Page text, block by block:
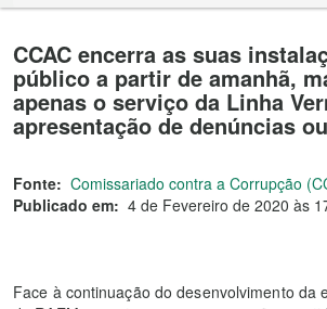
CCAC encerra as suas
público a partir de amanhã,
apenas o serviço da Linha
apresentação de denúncias
Fonte: Comissariado contra a Corrupção
Publicado em: 4 de Fevereiro de 2020 às
Face à continuação do desenvolvimento da